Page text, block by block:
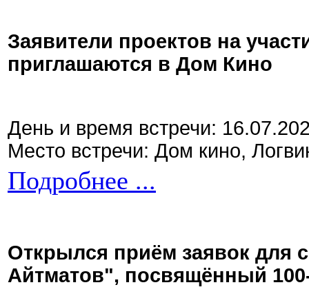
Заявители проектов на
приглашаются в Дом Кино
День и время встречи:
Место встречи: Дом кино,
Подробнее ...
Открылся приём заявок для
Айтматов", посвящённый